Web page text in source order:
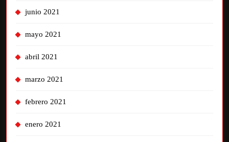
junio 2021
mayo 2021
abril 2021
marzo 2021
febrero 2021
enero 2021